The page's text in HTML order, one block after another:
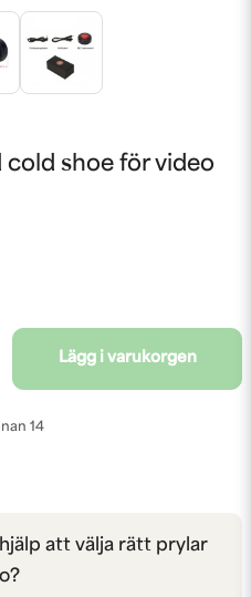
shoe för video
Lägg i varukorgen
14
att välja rätt prylar